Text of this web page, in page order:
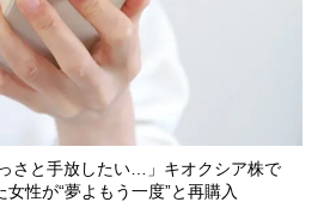
さと手放したい…」キオクシア株で
性が“夢よもう一度”と再購入